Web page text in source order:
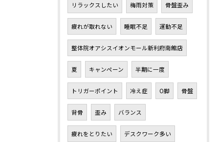
リラックスしたい 梅雨対策 骨盤歪み
疲れが取れない 睡眠不足 運動不足
整体院オアシスイオンモール新利府南館店
夏 キャンペーン 半期に一度
トリガーポイント 冷え症 O脚 骨盤
背骨 歪み バランス
疲れをとりたい デスクワーク多い